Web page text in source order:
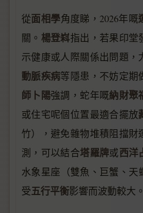
從面相學角度睇，2026年嘅
關。 楊登嵙指出，若果印堂
示健康或人際關係出問題，
動脈疾病等隱患，不妨定期
師卜陽強調，蛇年嘅納財聚
或住宅呢個位置最適合擺放
竹），避免雜物堆積阻擋財
測，可以結合塔羅牌或西洋
水象星座（雙魚、巨蟹、天
受五行平衡影響而波動較大。